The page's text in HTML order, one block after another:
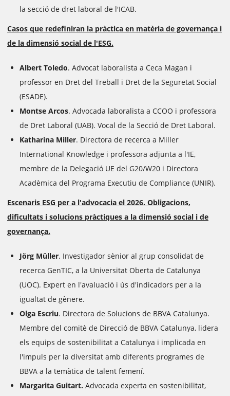
la secció de dret laboral de l'ICAB.
Casos que redefiniran la pràctica en matèria de governança i
de la dimensió social de l'ESG.
Albert Toledo. Advocat laboralista a Ceca Magan i
professor en Dret del Treball i Dret de la Seguretat Social
(ESADE).
Montse Arcos. Advocada laboralista a CCOO i professora
de Dret Laboral (UAB). Vocal de la Secció de Dret Laboral.
Katharina Miller. Directora de recerca a Miller
International Knowledge i professora adjunta a l'IE,
membre de la Delegació UE del G20/W20 i Directora
Acadèmica del Programa Executiu de Compliance (UNIR).
Escenaris ESG per a l'advocacia el 2026. Obligacions,
dificultats i solucions pràctiques a la dimensió social i de
governança.
Jörg Müller. Investigador sènior al grup consolidat de
recerca GenTIC, a la Universitat Oberta de Catalunya
(UOC). Expert en l'avaluació i ús d'indicadors per a la
igualtat de gènere.
Olga Escriu. Directora de Solucions de BBVA Catalunya.
Membre del comitè de Direcció de BBVA Catalunya, lidera
els equips de sostenibilitat a Catalunya i implicada en
l'impuls per la diversitat amb diferents programes de
BBVA a la temàtica de talent femení.
Margarita Guitart. Advocada experta en sostenibilitat,